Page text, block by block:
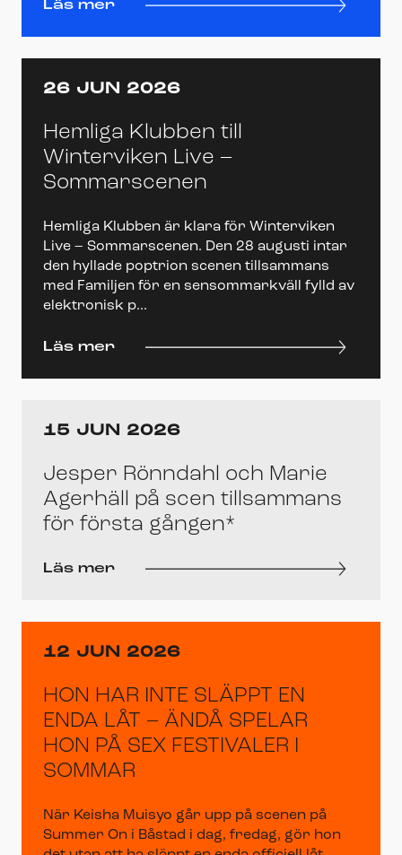
Läs mer
26 JUN 2026
Hemliga Klubben till
Winterviken Live –
Sommarscenen
Hemliga Klubben är klara för Winterviken
Live – Sommarscenen. Den 28 augusti intar
den hyllade poptrion scenen tillsammans
med Familjen för en sensommarkväll fylld av
elektronisk p...
Läs mer
15 JUN 2026
Jesper Rönndahl och Marie
Agerhäll på scen tillsammans
för första gången*
Läs mer
12 JUN 2026
HON HAR INTE SLÄPPT EN
ENDA LÅT – ÄNDÅ SPELAR
HON PÅ SEX FESTIVALER I
SOMMAR
När Keisha Muisyo går upp på scenen på
Summer On i Båstad i dag, fredag, gör hon